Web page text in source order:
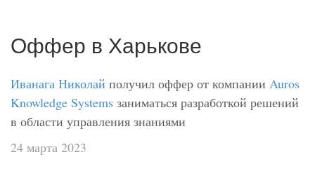
Оффер в Харькове
Иванага Николай получил оффер от компании Auros
Knowledge Systems заниматься разработкой решений
в области управления знаниями
24 марта 2023